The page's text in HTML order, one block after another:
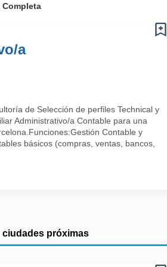
a
de Selección de perfiles Technical y
Administrativo/a Contable para una
Contable y
básicos (compras, ventas, bancos,
ciudades próximas